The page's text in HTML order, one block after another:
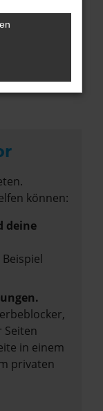
können:
deine
Seiten
in einem
privaten